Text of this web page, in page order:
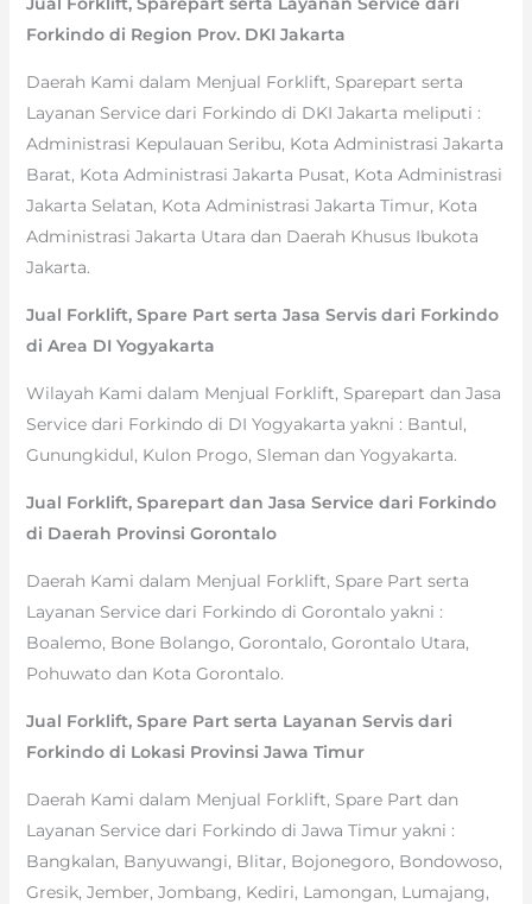
Forkindo di Region Prov. DKI Jakarta
Daerah Kami dalam Menjual Forklift, Sparepart serta
Layanan Service dari Forkindo di DKI Jakarta meliputi :
Administrasi Kepulauan Seribu, Kota Administrasi Jakarta
Barat, Kota Administrasi Jakarta Pusat, Kota Administrasi
Jakarta Selatan, Kota Administrasi Jakarta Timur, Kota
Administrasi Jakarta Utara dan Daerah Khusus Ibukota
Jakarta.
Jual Forklift, Spare Part serta Jasa Servis dari Forkindo
di Area DI Yogyakarta
Wilayah Kami dalam Menjual Forklift, Sparepart dan Jasa
Service dari Forkindo di DI Yogyakarta yakni : Bantul,
Gunungkidul, Kulon Progo, Sleman dan Yogyakarta.
Jual Forklift, Sparepart dan Jasa Service dari Forkindo
di Daerah Provinsi Gorontalo
Daerah Kami dalam Menjual Forklift, Spare Part serta
Layanan Service dari Forkindo di Gorontalo yakni :
Boalemo, Bone Bolango, Gorontalo, Gorontalo Utara,
Pohuwato dan Kota Gorontalo.
Jual Forklift, Spare Part serta Layanan Servis dari
Forkindo di Lokasi Provinsi Jawa Timur
Daerah Kami dalam Menjual Forklift, Spare Part dan
Layanan Service dari Forkindo di Jawa Timur yakni :
Bangkalan, Banyuwangi, Blitar, Bojonegoro, Bondowoso,
Gresik, Jember, Jombang, Kediri, Lamongan, Lumajang,